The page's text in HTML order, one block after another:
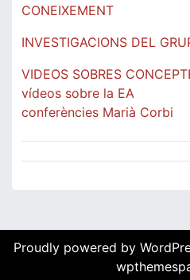
CONEIXEMENT
INVESTIGACIONS DEL
VIDEOS SOBRES
vídeos sobre la EA
conferències Marià Corbi
Proudly powered by